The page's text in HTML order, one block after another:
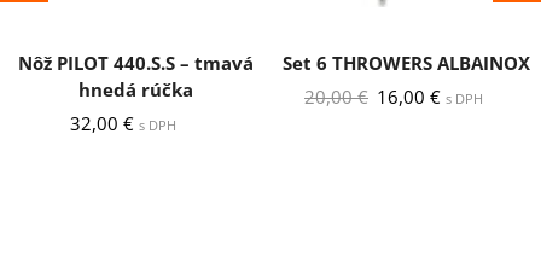
Nôž PILOT 440.S.S – tmavá
hnedá rúčka
32,00 € s DPH
Set 6 THROWERS ALBAINOX
20,00€ Pôvodná
16,00 €Aktuálna
s DPH